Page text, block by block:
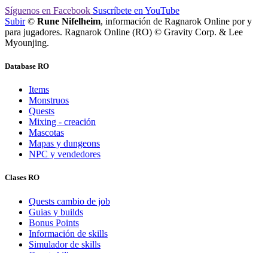
Síguenos en Facebook Suscríbete en YouTube
Subir© Rune Nifelheim, información de Ragnarok Online por y
para jugadores. Ragnarok Online (RO) © Gravity Corp. & Lee
Myounjing.
Database RO
Items
Monstruos
Quests
Mixing - creación
Mascotas
Mapas y dungeons
NPC y vendedores
Clases RO
Quests cambio de job
Guias y builds
Bonus Points
Información de skills
Simulador de skills